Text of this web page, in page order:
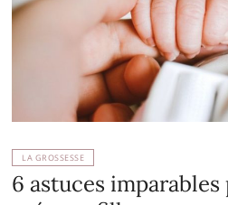
LA GROSSESSE
6 astuces